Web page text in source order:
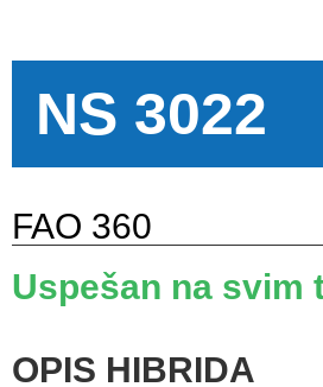
NS 3022
FAO 360
Uspešan na svim
OPIS HIBRIDA